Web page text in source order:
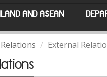
AND ASEAN
External